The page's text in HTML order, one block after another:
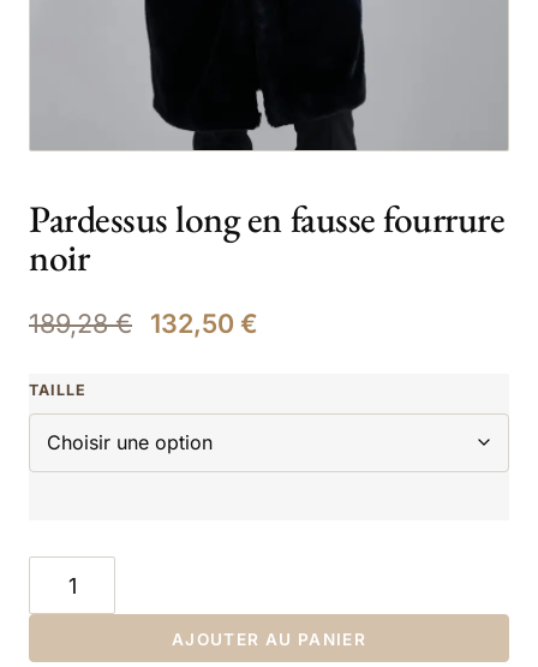
Pardessus long en fausse fourrure
noir
189,28€ 132,50 €
TAILLE
AJOUTER AU PANIER